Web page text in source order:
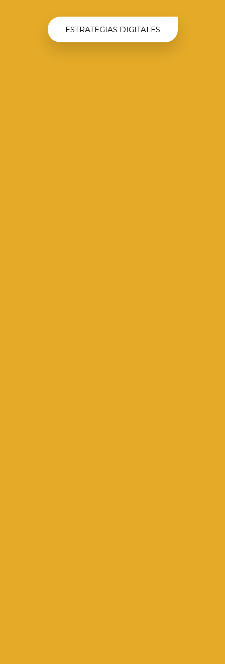
ESTRATEGIAS DIGITALES